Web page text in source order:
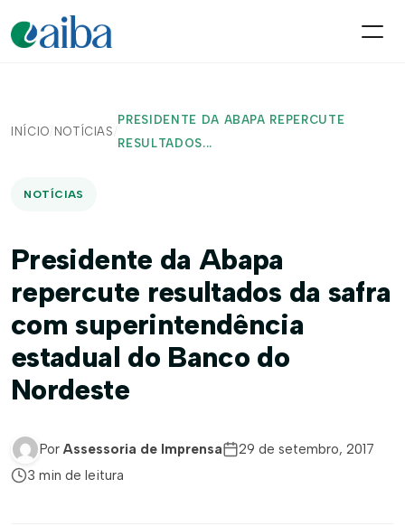
INÍCIO/ NOTÍCIAS /
PRESIDENTE DA ABAPA REPERCUTE
RESULTADOS...
NOTÍCIAS
Presidente da Abapa
repercute resultados da safra
com superintendência
estadual do Banco do
Nordeste
Por Assessoria de Imprensa
29 de setembro, 2017
3 min de leitura